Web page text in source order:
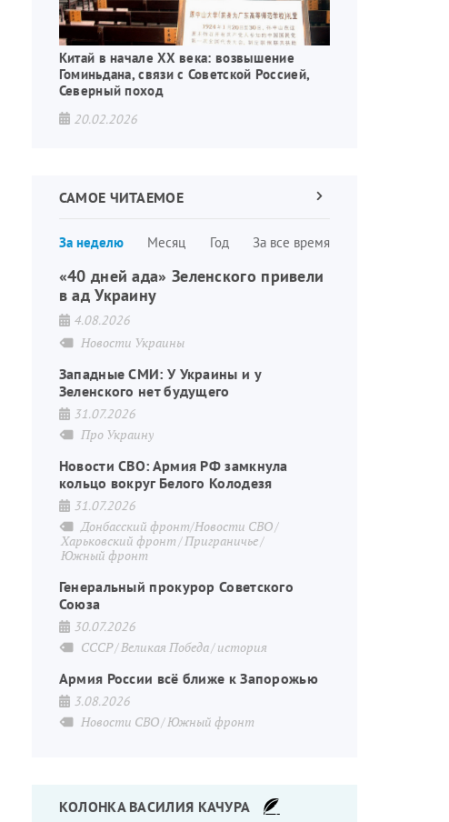
Китай в начале XX века: возвышение
Гоминьдана, связи с Советской Россией,
Северный поход
20.02.2026
САМОЕ ЧИТАЕМОЕ
За неделю Месяц Год За все времястраниц
Следующая
«40 дней ада» Зеленского привели
в ад Украину
4.08.2026
Новости Украины
Западные СМИ: У Украины и у
Зеленского нет будущего
31.07.2026
Про Украину
Новости СВО: Армия РФ замкнула
кольцо вокруг Белого Колодезя
31.07.2026
Донбасский фронт/Новости СВО
Харьковский фронт Приграничье
Южный фронт
Генеральный прокурор Советского
Союза
30.07.2026
СССР Великая Победа история
Армия России всё ближе к Запорожью
3.08.2026
Новости СВО Южный фронт
КОЛОНКА ВАСИЛИЯ КАЧУРА